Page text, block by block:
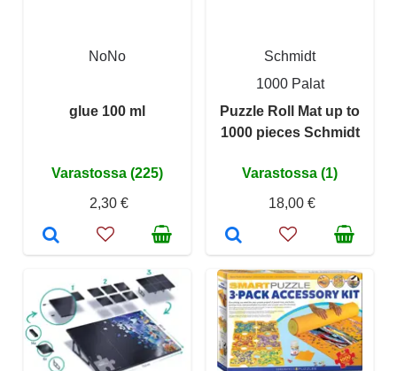
NoNo
glue 100 ml
Varastossa (225)
2,30 €
Schmidt
1000 Palat
Puzzle Roll Mat up to
1000 pieces Schmidt
Varastossa (1)
18,00 €